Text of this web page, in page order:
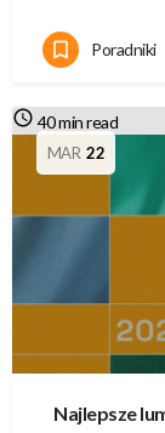
Poradniki
MAR 22
40 min read
Najlepsze